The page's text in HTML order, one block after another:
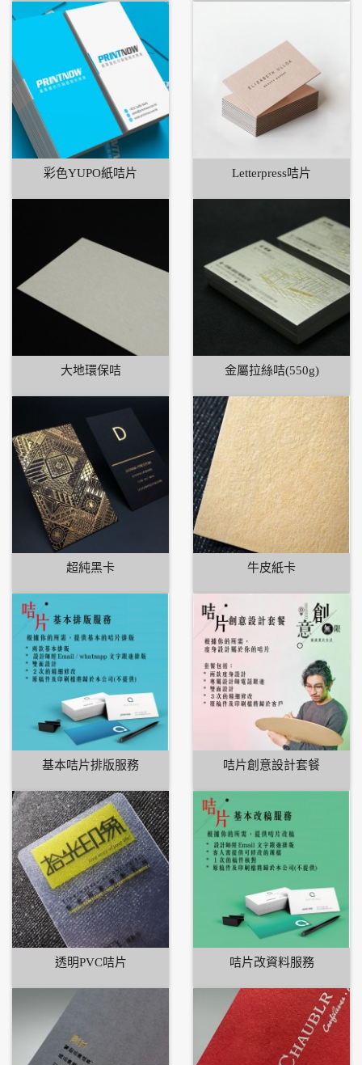
彩色YUPO紙咭片 Letterpress咭片
大地環保咭 金屬拉絲咭(550g)
超純黑卡 牛皮紙卡
基本咭片排版服務 咭片創意設計套餐
透明PVC咭片 咭片改資料服務